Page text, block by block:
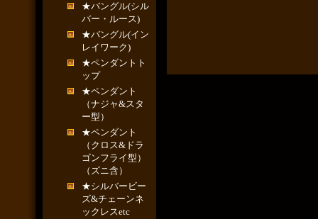
★バングル(シル
バー・ルース)
★バングル(イン
レイワーク)
★ペンダントト
ップ
★ペンダント
（ナジャ&スタ
ー型）
★ペンダント
（クロス&ドラ
ゴンフライ型）
（ズニ含）
★シルバービー
ズ&チェーンネ
ックレスetc